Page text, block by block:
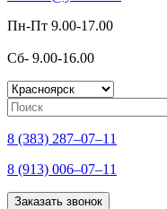
Пн-Пт 9.00-17.00
Сб- 9.00-16.00
8 (383) 287–07–11
8 (913) 006–07–11
Заказать звонок